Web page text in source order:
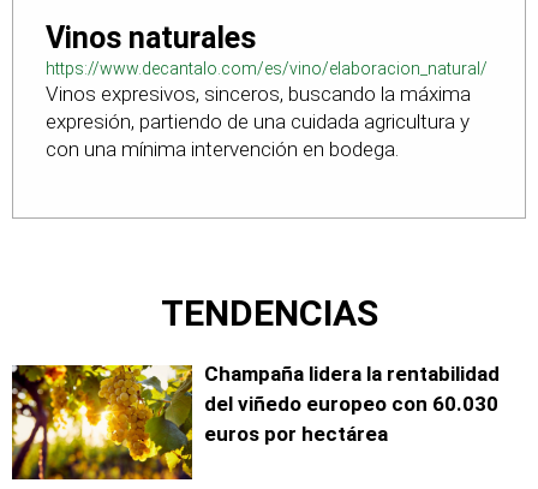
Vinos naturales
https://www.decantalo.com/es/vino/elaboracion_natural/
Vinos expresivos, sinceros, buscando la máxima
expresión, partiendo de una cuidada agricultura y
con una mínima intervención en bodega.
TENDENCIAS
Champaña lidera la rentabilidad
del viñedo europeo con 60.030
euros por hectárea